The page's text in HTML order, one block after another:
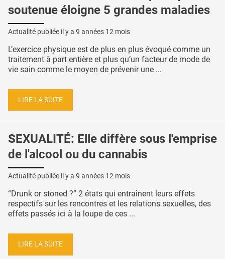
soutenue éloigne 5 grandes maladies
Actualité publiée il y a 9 années 12 mois
L’exercice physique est de plus en plus évoqué comme un
traitement à part entière et plus qu’un facteur de mode de
vie sain comme le moyen de prévenir une ...
LIRE LA SUITE
SEXUALITÉ: Elle diffère sous l'emprise
de l'alcool ou du cannabis
Actualité publiée il y a 9 années 12 mois
“Drunk or stoned ?” 2 états qui entraînent leurs effets
respectifs sur les rencontres et les relations sexuelles, des
effets passés ici à la loupe de ces ...
LIRE LA SUITE